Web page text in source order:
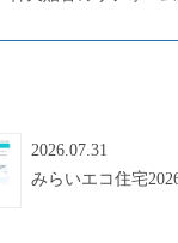
2026.07.31
みらいエコ住宅